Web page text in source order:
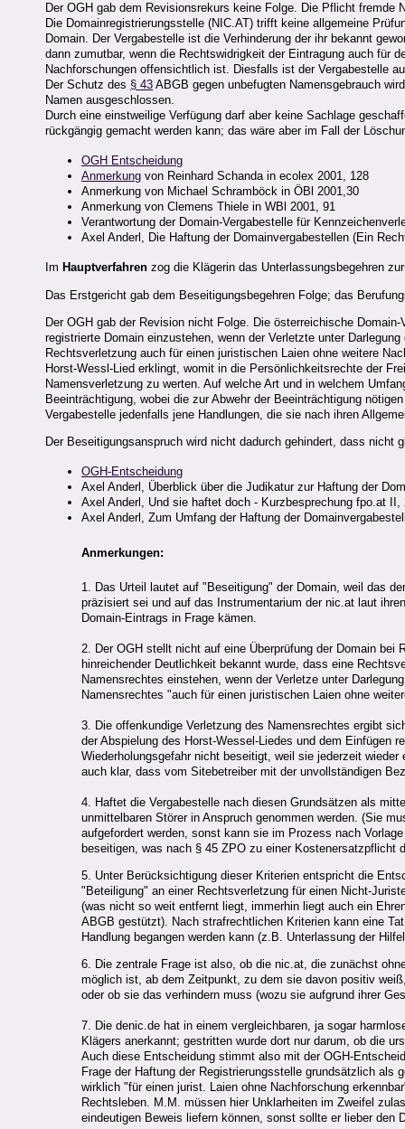
Der OGH gab dem Revisionsrekurs keine Folge. Die Pflicht
Die Domainregistrierungsstelle (NIC.AT) trifft keine allgemeine
Domain. Der Vergabestelle ist die Verhinderung der ihr bekannt
dann zumutbar, wenn die Rechtswidrigkeit der Eintragung auch für
Nachforschungen offensichtlich ist. Diesfalls ist der Vergabestelle
Der Schutz des § 43 ABGB gegen unbefugten Namensgebrauch
Namen ausgeschlossen.
Durch eine einstweilige Verfügung darf aber keine Sachlage
rückgängig gemacht werden kann; das wäre aber im Fall der
OGH Entscheidung
Anmerkung von Reinhard Schanda in ecolex 2001, 128
Anmerkung von Michael Schramböck in ÖBl 2001,30
Anmerkung von Clemens Thiele in WBl 2001, 91
Verantwortung der Domain-Vergabestelle für
Axel Anderl, Die Haftung der Domainvergabestellen (Ein
Im Hauptverfahren zog die Klägerin das Unterlassungsbegehren
Das Erstgericht gab dem Beseitigungsbegehren Folge; das
Der OGH gab der Revision nicht Folge. Die österreichische
registrierte Domain einzustehen, wenn der Verletzte unter
Rechtsverletzung auch für einen juristischen Laien ohne weitere
Horst-Wessl-Lied erklingt, womit in die Persönlichkeitsrechte der
Namensverletzung zu werten. Auf welche Art und in welchem
Beeinträchtigung, wobei die zur Abwehr der Beeinträchtigung
Vergabestelle jedenfalls jene Handlungen, die sie nach ihren
Der Beseitigungsanspruch wird nicht dadurch gehindert, dass nicht
OGH-Entscheidung
Axel Anderl, Überblick über die Judikatur zur Haftung der
Axel Anderl, Und sie haftet doch - Kurzbesprechung fpo.at II,
Axel Anderl, Zum Umfang der Haftung der
Anmerkungen:
1. Das Urteil lautet auf "Beseitigung" der Domain, weil das
präzisiert sei und auf das Instrumentarium der nic.at laut
Domain-Eintrags in Frage kämen.
2. Der OGH stellt nicht auf eine Überprüfung der Domain
hinreichender Deutlichkeit bekannt wurde, dass eine
Namensrechtes einstehen, wenn der Verletze unter
Namensrechtes "auch für einen juristischen Laien ohne
3. Die offenkundige Verletzung des Namensrechtes ergibt
der Abspielung des Horst-Wessel-Liedes und dem Einfügen
Wiederholungsgefahr nicht beseitigt, weil sie jederzeit
auch klar, dass vom Sitebetreiber mit der unvollständigen
4. Haftet die Vergabestelle nach diesen Grundsätzen als
unmittelbaren Störer in Anspruch genommen werden. (Sie
aufgefordert werden, sonst kann sie im Prozess nach
beseitigen, was nach § 45 ZPO zu einer Kostenersatzpflicht
5. Unter Berücksichtigung dieser Kriterien entspricht die
"Beteiligung" an einer Rechtsverletzung für einen Nicht-
(was nicht so weit entfernt liegt, immerhin liegt auch ein
ABGB gestützt). Nach strafrechtlichen Kriterien kann eine
Handlung begangen werden kann (z.B. Unterlassung der
6. Die zentrale Frage ist also, ob die nic.at, die zunächst
möglich ist, ab dem Zeitpunkt, zu dem sie davon positiv
oder ob sie das verhindern muss (wozu sie aufgrund ihrer
7. Die denic.de hat in einem vergleichbaren, ja sogar
Klägers anerkannt; gestritten wurde dort nur darum, ob die
Auch diese Entscheidung stimmt also mit der OGH-
Frage der Haftung der Registrierungsstelle grundsätzlich
wirklich "für einen jurist. Laien ohne Nachforschung
Rechtsleben. M.M. müssen hier Unklarheiten im Zweifel
eindeutigen Beweis liefern können, sonst sollte er lieber den